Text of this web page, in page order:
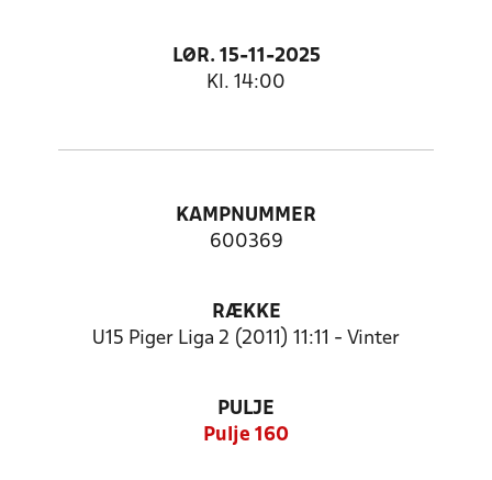
LØR. 15-11-2025
Kl. 14:00
KAMPNUMMER
600369
RÆKKE
U15 Piger Liga 2 (2011) 11:11 - Vinter
PULJE
Pulje 160